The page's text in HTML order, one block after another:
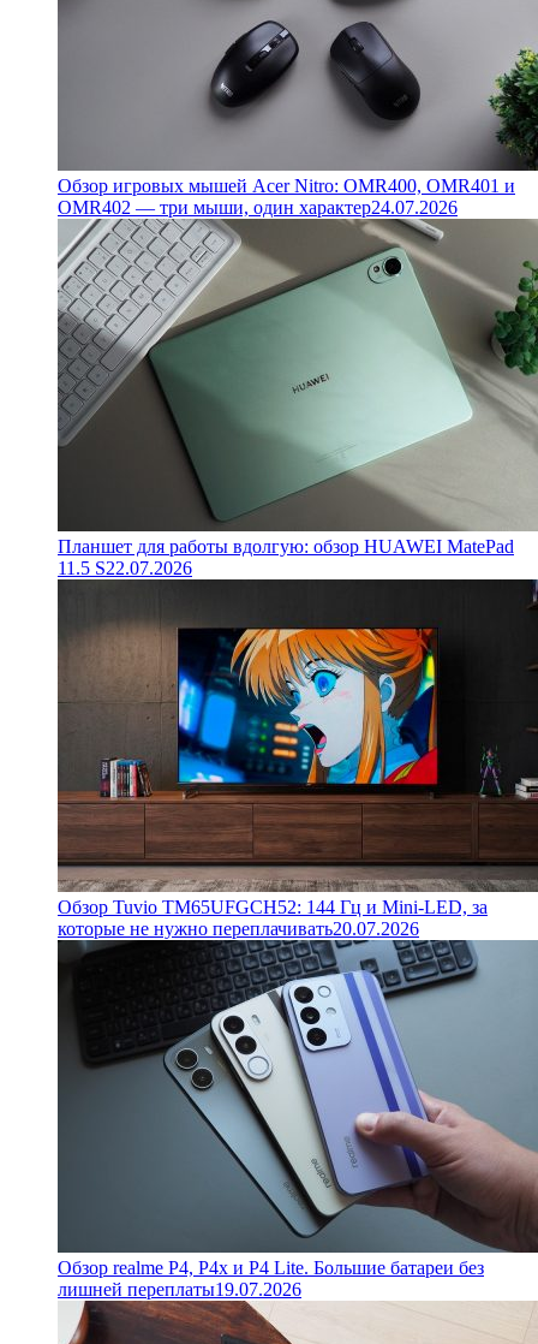
Обзор игровых мышей Acer Nitro: OMR400, OMR401 и
OMR402 — три мыши, один характер24.07.2026
Планшет для работы вдолгую: обзор HUAWEI MatePad
11.5 S22.07.2026
Обзор Tuvio TM65UFGCH52: 144 Гц и Mini-LED, за
которые не нужно переплачивать20.07.2026
Обзор realme P4, P4x и P4 Lite. Большие батареи без
лишней переплаты19.07.2026